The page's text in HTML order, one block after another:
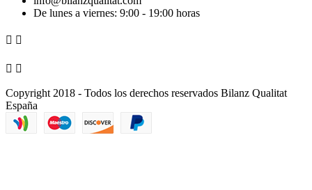
De lunes a viernes: 9:00 - 19:00 horas
 
 
Copyright 2018 - Todos los derechos reservados Bilanz Qualitat
España